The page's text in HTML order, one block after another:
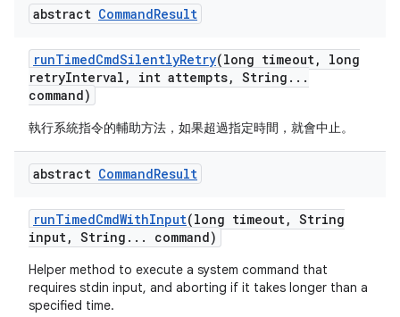
abstract CommandResult
runTimedCmdSilentlyRetry(long timeout,
long
retryInterval , int attempts, String . . .
command)
執行系統指令的輔助方法，如果超過指定時間，就會中止。
abstract CommandResult
runTimedCmdWithInput(long timeout, String
input, String . . . command)
Helper method to execute a system command that
requires stdin input, and aborting if it takes longer than a
specified time.